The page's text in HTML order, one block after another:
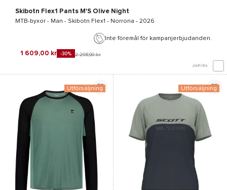
Skibotn Flex1 Pants M'S Olive Night
MTB-byxor - Man - Skibotn Flex1 - Norrona - 2026
Inte föremål för kampanjerbjudanden.
1 609,00 kr -30% 2 298,90 kr
JÄMFÖRA
Utförsäljning Utförsäljning